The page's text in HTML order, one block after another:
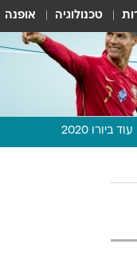
טכנולוגיה אופנה
עוד ביורו 2020
תכנית היורו